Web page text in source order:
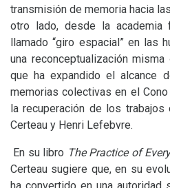
transmisión de memoria hacia
otro lado, desde la academia
llamado “giro espacial” en las
una reconceptualización
que ha expandido el alcance
memorias colectivas en el
la recuperación de los
Certeau y Henri Lefebvre.
En su libro The Practice of
Certeau sugiere que, en su